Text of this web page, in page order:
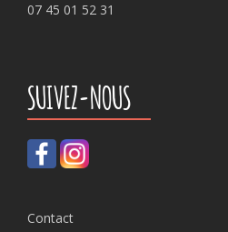
07 45 01 52 31
SUIVEZ-NOUS
Contact